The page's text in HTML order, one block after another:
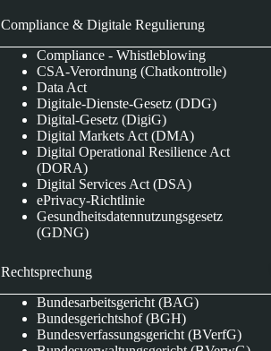
Compliance & Digitale Regulierung
Compliance - Whistleblowing
CSA-Verordnung (Chatkontrolle)
Data Act
Digitale-Dienste-Gesetz (DDG)
Digital-Gesetz (DigiG)
Digital Markets Act (DMA)
Digital Operational Resilience Act
(DORA)
Digital Services Act (DSA)
ePrivacy-Richtlinie
Gesundheitsdatennutzungsgesetz
(GDNG)
Rechtsprechung
Bundesarbeitsgericht (BAG)
Bundesgerichtshof (BGH)
Bundesverfassungsgericht (BVerfG)